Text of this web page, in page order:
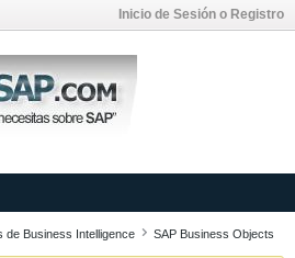
Inicio de Sesión o Registro
de Business Intelligence SAP Business Objects